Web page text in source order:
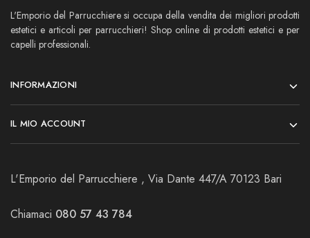
L'Emporio del Parrucchiere si occupa della vendita dei migliori prodotti
estetici e articoli per parrucchieri! Shop online di prodotti estetici e per
capelli professionali.
INFORMAZIONI
IL MIO ACCOUNT
L'Emporio del Parrucchiere , Via Dante 447/A 70123 Bari
Chiamaci 080 57 43 784